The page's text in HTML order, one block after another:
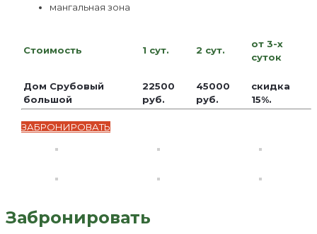
мангальная зона
Стоимость 1 сут. 2 сут.
от 3-х
суток
Дом Срубовый
большой
22500
руб.
45000
руб.
скидка
15%.
ЗАБРОНИРОВАТЬ
Забронировать